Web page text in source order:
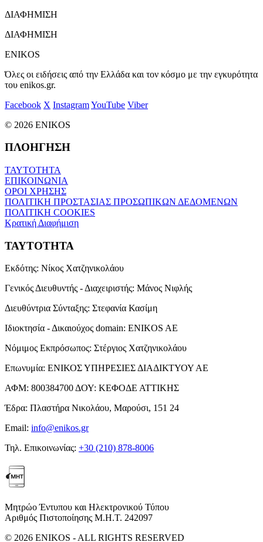
ΔΙΑΦΗΜΙΣΗ
ΔΙΑΦΗΜΙΣΗ
ENIKOS
Όλες οι ειδήσεις από την Ελλάδα και τον κόσμο με την εγκυρότητα
του enikos.gr.
Facebook X InstagramYouTube Viber
© 2026 ENIKOS
ΠΛΟΗΓΗΣΗ
ΤΑΥΤΟΤΗΤΑ
ΕΠΙΚΟΙΝΩΝΙΑ
ΟΡΟΙ ΧΡΗΣΗΣ
ΠΟΛΙΤΙΚΗ ΠΡΟΣΤΑΣΙΑΣ ΠΡΟΣΩΠΙΚΩΝ ΔΕΔΟΜΕΝΩΝ
ΠΟΛΙΤΙΚΗ COOKIES
Κρατική Διαφήμιση
ΤΑΥΤΟΤΗΤΑ
Εκδότης: Νίκος Χατζηνικολάου
Γενικός Διευθυντής - Διαχειριστής: Μάνος Νιφλής
Διευθύντρια Σύνταξης: Στεφανία Κασίμη
Ιδιοκτησία - Δικαιούχος domain: ENIKOS AE
Νόμιμος Εκπρόσωπος: Στέργιος Χατζηνικολάου
Επωνυμία: ΕΝΙΚΟΣ ΥΠΗΡΕΣΙΕΣ ΔΙΑΔΙΚΤΥΟΥ ΑΕ
ΑΦΜ: 800384700ΔΟΥ: ΚΕΦΟΔΕ ΑΤΤΙΚΗΣ
Έδρα: Πλαστήρα Νικολάου, Μαρούσι, 151 24
Email: info@enikos.gr
Τηλ. Επικοινωνίας: +30 (210) 878-8006
Μητρώο Έντυπου και Ηλεκτρονικού Τύπου
Αριθμός Πιστοποίησης Μ.Η.Τ. 242097
© 2026 ENIKOS - ALL RIGHTS RESERVED